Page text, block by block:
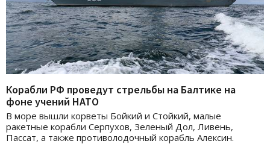
Корабли РФ проведут стрельбы на Балтике на
фоне учений НАТО
В море вышли корветы Бойкий и Стойкий, малые
ракетные корабли Серпухов, Зеленый Дол, Ливень,
Пассат, а также противолодочный корабль Алексин.